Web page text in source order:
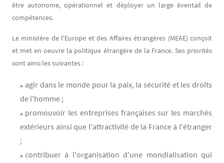
être autonome, opérationnel et déployer un large éventail de
compétences.
Le ministère de l'Europe et des Affaires étrangères (MEAE) conçoit
et met en oeuvre la politique étrangère de la France. Ses priorités
sont ainsi les suivantes :
agir dans le monde pour la paix, la sécurité et les droits
de l'homme ;
promouvoir les entreprises françaises sur les marchés
extérieurs ainsi que l'attractivité de la France à l'étranger
;
contribuer à l'organisation d'une mondialisation qui